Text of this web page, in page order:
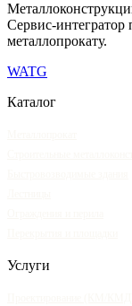
Сервис-интегратор
металлопрокату.
WATG
Каталог
Услуги